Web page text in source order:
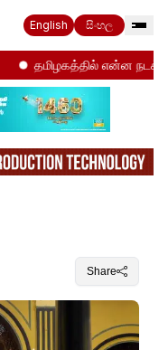
English සිංහල
தமிழகத்தில் என்ன நடக்கிறது!
Share